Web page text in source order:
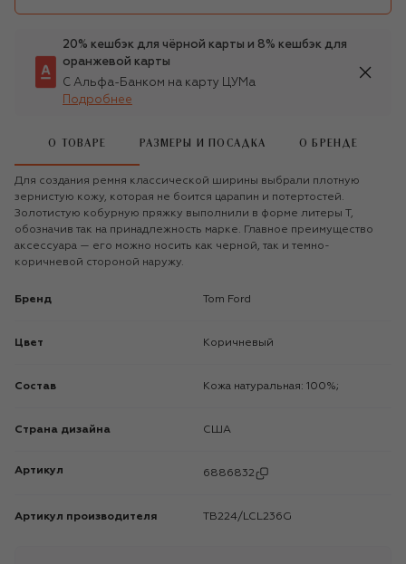
20% кешбэк для чёрной карты и 8% кешбэк для
оранжевой карты
С Альфа-Банком на карту ЦУМа
Подробнее
О ТОВАРЕ РАЗМЕРЫ И ПОСАДКА О БРЕНДЕ
Для создания ремня классической ширины выбрали плотную
зернистую кожу, которая не боится царапин и потертостей.
Золотистую кобурную пряжку выполнили в форме литеры T,
обозначив так на принадлежность марке. Главное преимущество
аксессуара — его можно носить как черной, так и темно-
коричневой стороной наружу.
Бренд Tom Ford
Цвет Коричневый
Состав Кожа натуральная: 100%;
Страна дизайна США
Артикул 6886832
Артикул производителя TB224/LCL236G